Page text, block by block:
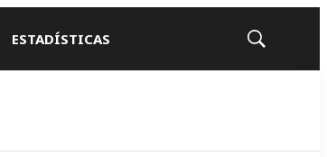
ESTADÍSTICAS
Mostrar